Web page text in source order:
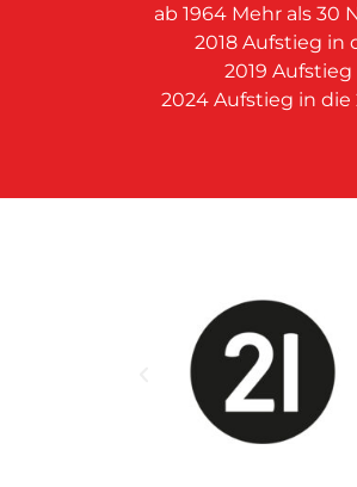
ab 1964 Mehr als 30
2018 Aufstieg in
2019 Aufstieg
2024 Aufstieg in die